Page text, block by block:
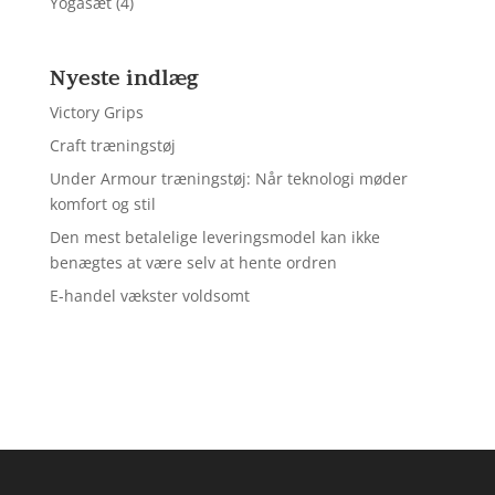
Nyeste indlæg
Victory Grips
Craft træningstøj
Under Armour træningstøj: Når teknologi møder
komfort og stil
Den mest betalelige leveringsmodel kan ikke
benægtes at være selv at hente ordren
E-handel vækster voldsomt